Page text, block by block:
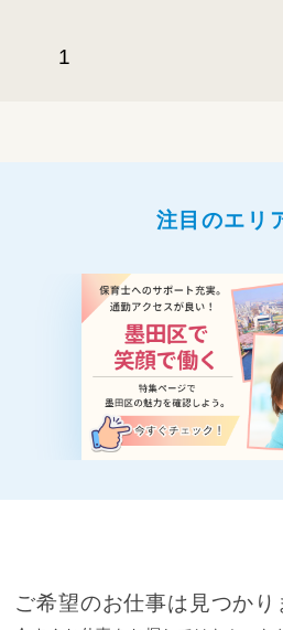
1
注目のエリ
ご希望のお仕事は見つかり